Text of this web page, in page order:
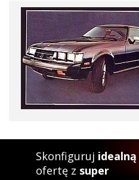
Skonfiguruj idealną
ofertę z super